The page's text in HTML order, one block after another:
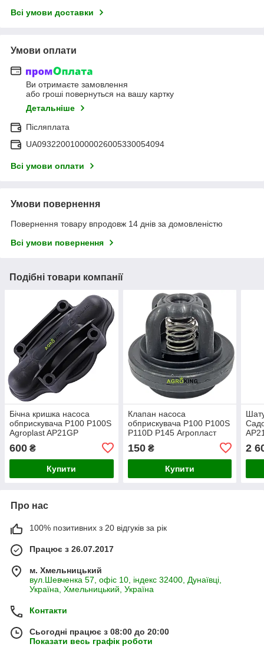
Всі умови доставки
Умови оплати
Ви отримаєте замовлення
або гроші повернуться на вашу картку
Детальніше
Післяплата
UA093220010000026005330054094
Всі умови оплати
Умови повернення
Повернення товару впродовж 14 днів за домовленістю
Всі умови повернення
Подібні товари компанії
Бічна кришка насоса
обприскувача P100 P100S
Agroplast AP21GP
600 ₴
Купити
Клапан насоса
обприскувача P100 P100S
P110D P145 Агропласт
150₴
Купити
2
Про нас
100% позитивних з 20 відгуків за рік
Працює з 26.07.2017
м. Хмельницький
вул.Шевченка 57, офіс 10, індекс 32400, Дунаївці,
Україна, Хмельницький, Україна
Контакти
Сьогодні працює з 08:00 до 20:00
Показати весь графік роботи